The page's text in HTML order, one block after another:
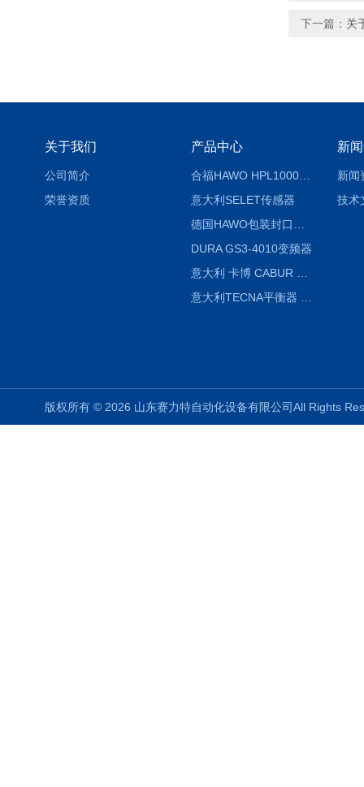
下一篇： 关
关于我们
公司简介
荣誉资质
产品中心
合福HAWO HPL1000AS封口机
意大利SELET传感器
DURA GS3-4010变频器
新
新闻
技术
版权所有 © 2026 山东赛力特自动化设备有限公司All Rights